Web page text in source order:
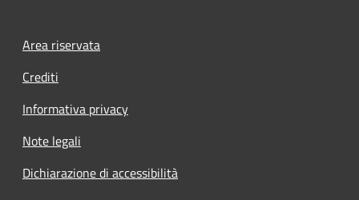
Area riservata
Crediti
Informativa privacy
Note legali
Dichiarazione di accessibilità